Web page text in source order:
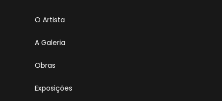
O Artista
A Galeria
Obras
Exposições